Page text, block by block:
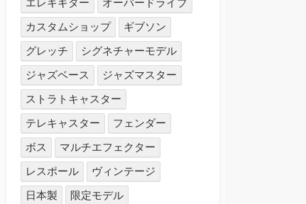
カスタムショップ
ギブソン
グレッチ
シグネチャーモデル
ジャズベース
ジャズマスター
ストラトキャスター
テレキャスター
フェンダー
ボス
マルチエフェクター
レスポール
ヴィンテージ
日本製
限定モデル